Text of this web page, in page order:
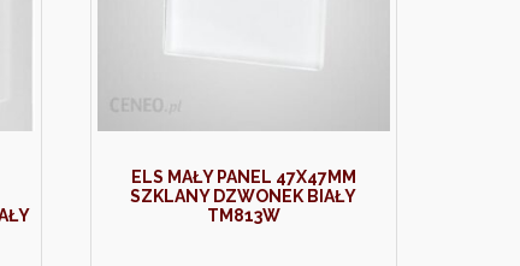
ELS MAŁY PANEL 47X47MM
SZKLANY DZWONEK BIAŁY
TM813W